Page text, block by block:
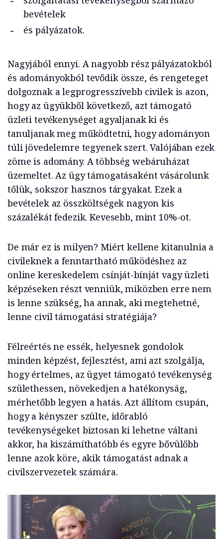
bevételek
és pályázatok.
Nagyjából ennyi. A nagyobb rész pályázatokból
és adományokból tevődik össze, és rengeteget
dolgoznak a legprogresszívebb civilek is azon,
hogy az ügyükből következő, azt támogató
üzleti tevékenységet agyaljanak ki és
tanuljanak meg működtetni, hogy adományon
túli jövedelemre tegyenek szert. Valójában ezek
zöme is adomány. A többség webáruházat
üzemeltet. Az ügy támogatásaként vásárolunk
tőlük, sokszor hasznos tárgyakat. Ezek a
bevételek az összköltségek nagyon kis
százalékát fedezik. Kevesebb, mint 10%-ot.
De már ez is milyen? Miért kellene kitanulnia a
civileknek a fenntartható működéshez az
online kereskedelem csínját-bínját vagy üzleti
képzéseken részt venniük, miközben erre nem
is lenne szükség, ha annak, aki megtehetné,
lenne civil támogatási stratégiája?
Félreértés ne essék, helyesnek gondolok
minden képzést, fejlesztést, ami azt szolgálja,
hogy értelmes, az ügyet támogató tevékenység
születhessen, növekedjen a hatékonyság,
mérhetőbb legyen a hatás. Azt állítom csupán,
hogy a kényszer szülte, időrabló
tevékenységeket biztosan ki lehetne váltani
akkor, ha kiszámíthatóbb és egyre bővülőbb
lenne azok köre, akik támogatást adnak a
civilszervezetek számára.